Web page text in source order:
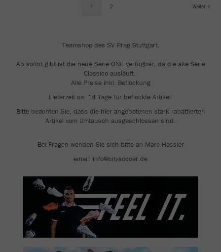
1 2 Weiter
Teamshop des SV Prag Stuttgart.
Ab sofort gibt ist die neue Serie ONE verfügbar, da die alte Serie
Classico ausläuft.
Alle Preise inkl. Beflockung
Lieferzeit ca. 14 Tage für beflockte Artikel.
Bitte beachten Sie, dass die hier angebotenen stark rabattierten
Artikel vom Umtausch ausgeschlossen sind.
Bei Fragen wenden Sie sich bitte an Marc Hassler
email: info@citysoccer.de